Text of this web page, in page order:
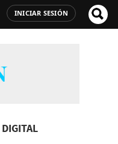
INICIAR SESIÓN